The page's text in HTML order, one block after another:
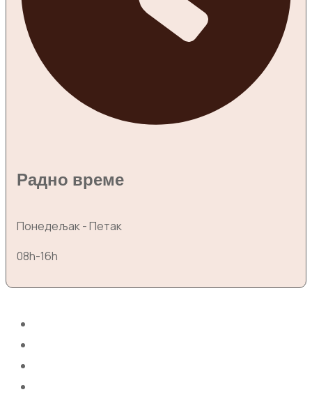
Радно време
Понедељак - Петак
08h-16h